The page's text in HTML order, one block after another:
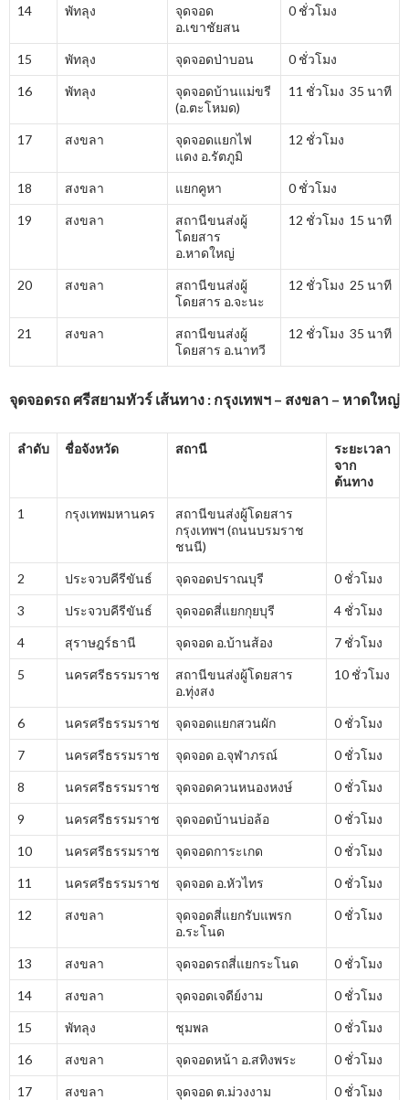
14 พัทลุง
จุดจอด
อ.เขาชัยสน
0 ชั่วโมง
15 พัทลุง จุดจอดป่าบอน 0 ชั่วโมง
16 พัทลุง
จุดจอดบ้านแม่ขรี
(อ.ตะโหมด)
11 ชั่วโมง 35 นาที
17 สงขลา
จุดจอดแยกไฟ
แดง อ.รัตภูมิ
12 ชั่วโมง
18 สงขลา แยกคูหา 0 ชั่วโมง
19 สงขลา
สถานีขนส่งผู้
โดยสาร
อ.หาดใหญ่
12 ชั่วโมง 15 นาที
20 สงขลา
สถานีขนส่งผู้
โดยสาร อ.จะนะ
12 ชั่วโมง 25 นาที
21 สงขลา
สถานีขนส่งผู้
โดยสาร อ.นาทวี
12 ชั่วโมง 35 นาที
จุดจอดรถ ศรีสยามทัวร์ เส้นทาง : กรุงเทพฯ – สงขลา – หาดใหญ่
ลำดับ ชื่อจังหวัด สถานี
ระยะเวลา
จาก
ต้นทาง
1 กรุงเทพมหานคร
สถานีขนส่งผู้โดยสาร
กรุงเทพฯ (ถนนบรมราช
ชนนี)
2 ประจวบคีรีขันธ์ จุดจอดปราณบุรี 0 ชั่วโมง
3 ประจวบคีรีขันธ์ จุดจอดสี่แยกกุยบุรี 4 ชั่วโมง
4 สุราษฎร์ธานี จุดจอด อ.บ้านส้อง 7 ชั่วโมง
5 นครศรีธรรมราช
สถานีขนส่งผู้โดยสาร
อ.ทุ่งสง
10 ชั่วโมง
6 นครศรีธรรมราช จุดจอดแยกสวนผัก 0 ชั่วโมง
7 นครศรีธรรมราช จุดจอด อ.จุฬาภรณ์ 0 ชั่วโมง
8 นครศรีธรรมราช จุดจอดควนหนองหงษ์ 0 ชั่วโมง
9 นครศรีธรรมราช จุดจอดบ้านบ่อล้อ 0 ชั่วโมง
10 นครศรีธรรมราช จุดจอดการะเกด 0 ชั่วโมง
11 นครศรีธรรมราช จุดจอด อ.หัวไทร 0 ชั่วโมง
12 สงขลา
จุดจอดสี่แยกรับแพรก
อ.ระโนด
0 ชั่วโมง
13 สงขลา จุดจอดรถสี่แยกระโนด 0 ชั่วโมง
14 สงขลา จุดจอดเจดีย์งาม 0 ชั่วโมง
15 พัทลุง ชุมพล 0 ชั่วโมง
16 สงขลา จุดจอดหน้า อ.สทิงพระ 0 ชั่วโมง
17 สงขลา จุดจอด ต.ม่วงงาม 0 ชั่วโมง